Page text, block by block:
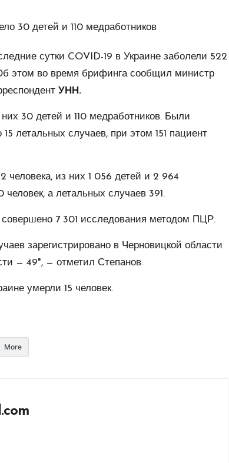
сутки COVID-19 в Украине заболели 522
этом во время брифинга сообщил министр
УНН.
30 детей и 110 медработников. Были
летальных случаев, при этом 151 пациент
человека, из них 1 056 детей и 2 964
а летальных случаев 391.
7 301 исследования методом ПЦР.
зарегистрировано в Черновицкой области
— 49", — отметил Степанов.
умерли 15 человек.
More